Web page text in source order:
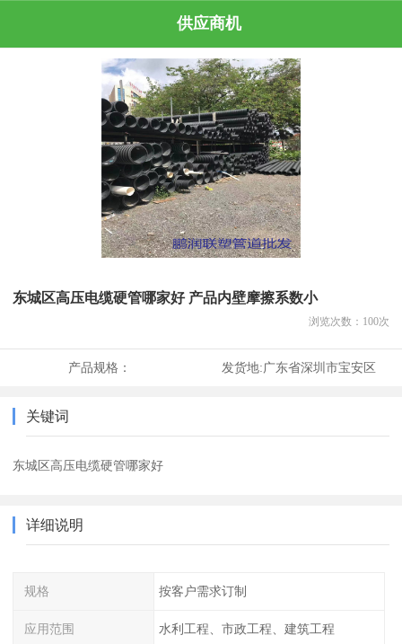
供应商机
东城区高压电缆硬管哪家好 产品内壁摩擦系数小
浏览次数： 100次
产品规格： 发货地:广东省深圳市宝安区
关键词
东城区高压电缆硬管哪家好
详细说明
规格 按客户需求订制
应用范围 水利工程、市政工程、建筑工程